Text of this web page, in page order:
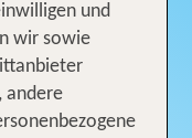
und
wir sowie
andere